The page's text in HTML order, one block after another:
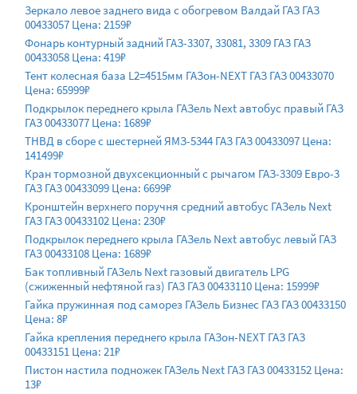
Зеркало левое заднего вида с обогревом Валдай ГАЗ ГАЗ
00433057 Цена: 2159₽
Фонарь контурный задний ГАЗ-3307, 33081, 3309 ГАЗ ГАЗ
00433058 Цена: 419₽
Тент колесная база L2=4515мм ГАЗон-NEXT ГАЗ ГАЗ 00433070
Цена: 65999₽
Подкрылок переднего крыла ГАЗель Next автобус правый ГАЗ
ГАЗ 00433077 Цена: 1689₽
ТНВД в сборе с шестерней ЯМЗ-5344 ГАЗ ГАЗ 00433097 Цена:
141499₽
Кран тормозной двухсекционный с рычагом ГАЗ-3309 Евро-3
ГАЗ ГАЗ 00433099 Цена: 6699₽
Кронштейн верхнего поручня средний автобус ГАЗель Next
ГАЗ ГАЗ 00433102 Цена: 230₽
Подкрылок переднего крыла ГАЗель Next автобус левый ГАЗ
ГАЗ 00433108 Цена: 1689₽
Бак топливный ГАЗель Next газовый двигатель LPG
(сжиженный нефтяной газ) ГАЗ ГАЗ 00433110 Цена: 15999₽
Гайка пружинная под саморез ГАЗель Бизнес ГАЗ ГАЗ 00433150
Цена: 8₽
Гайка крепления переднего крыла ГАЗон-NEXT ГАЗ ГАЗ
00433151 Цена: 21₽
Пистон настила подножек ГАЗель Next ГАЗ ГАЗ 00433152 Цена:
13₽